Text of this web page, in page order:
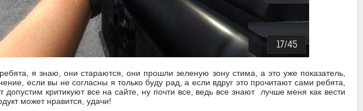
я знаю, они стараются, они прошли зеленую зону стима, а это уже показатель,
если вы не согласны я только буду рад, а если вдруг это прочитают сами ребята,
критикуют все на сайте, ну почти все, ведь все знают лучше меня как вести
может нравится, удачи!